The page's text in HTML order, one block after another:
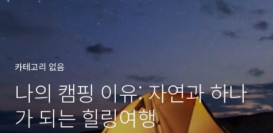
카테고리 없음
나의 캠핑 이유: 자연과 하나
가 되는 힐링여행